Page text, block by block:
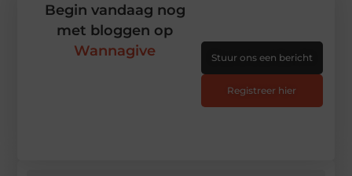
Begin vandaag nog
met bloggen op
Wannagive
Stuur ons een bericht
Registreer hier